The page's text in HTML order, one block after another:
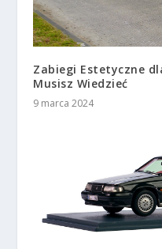
Zabiegi Estetyczne
Musisz Wiedzieć
9 marca 2024